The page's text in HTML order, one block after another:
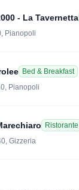
- La Tavernetta
Pianopoli
Bed & Breakfast
Pianopoli
Ristorante
Gizzeria